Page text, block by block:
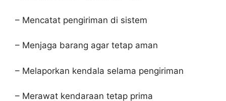
– Mencatat pengiriman di sistem
– Menjaga barang agar tetap aman
– Melaporkan kendala selama pengiriman
– Merawat kendaraan tetap prima